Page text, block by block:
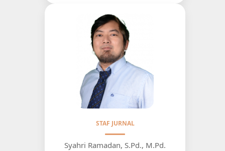
STAF JURNAL
Syahri Ramadan, S.Pd., M.Pd.